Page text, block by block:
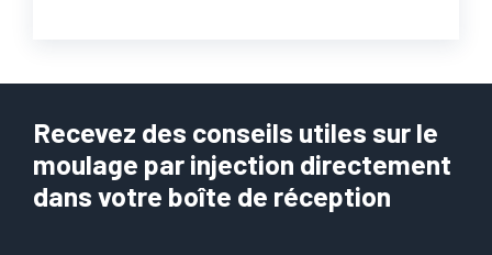
Recevez des conseils utiles sur le
moulage par injection directement
dans votre boîte de réception